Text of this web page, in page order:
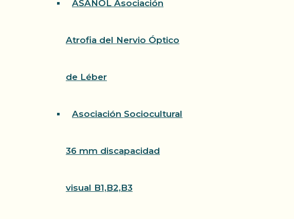
ASANOL Asociación
Atrofia del Nervio Óptico
de Léber
Asociación Sociocultural
36 mm discapacidad
visual B1,B2,B3